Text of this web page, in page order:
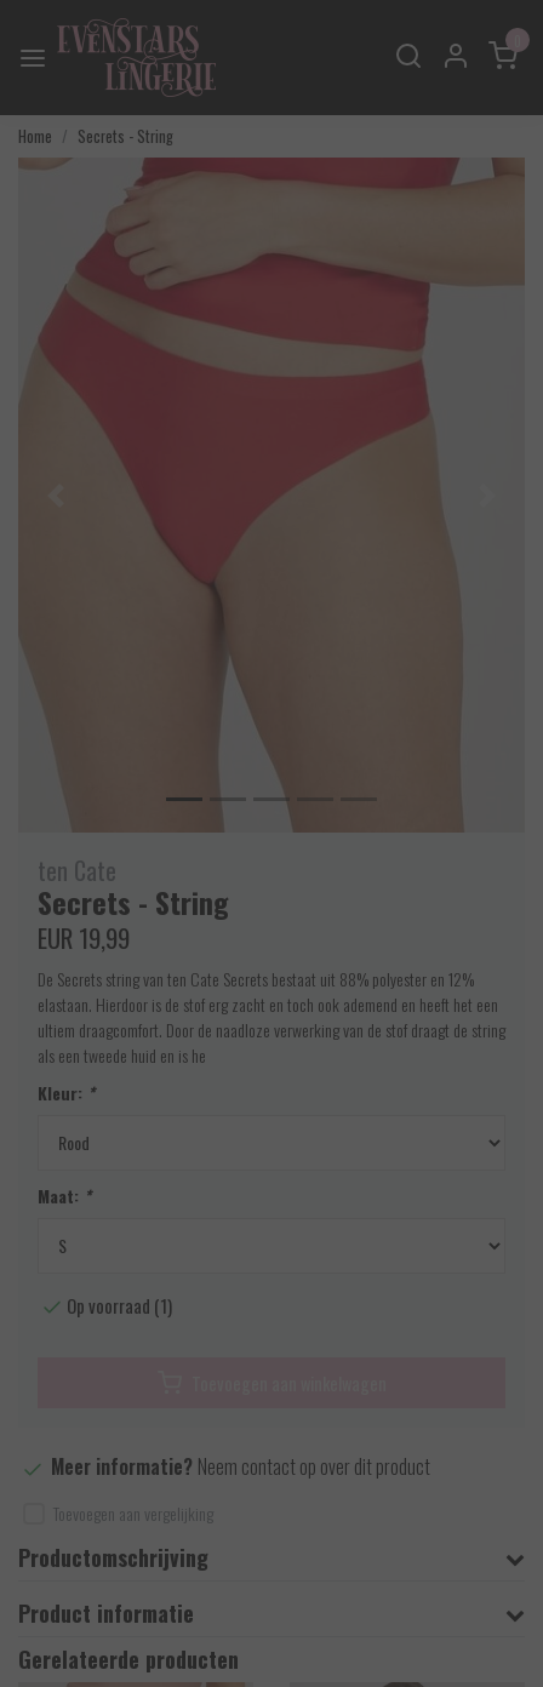
Home Secrets - String
ten Cate
Secrets - String
EUR 19,99
De Secrets string van ten Cate Secrets bestaat uit 88% polyester en 12%
elastaan. Hierdoor is de stof erg zacht en toch ook ademend en heeft het een
ultiem draagcomfort. Door de naadloze verwerking van de stof draagt de string
als een tweede huid en is he
Kleur: *
Maat: *
Op voorraad (1)
Meer informatie? Neem contact op over dit product
Toevoegen aan vergelijking
Productomschrijving
Product informatie
Gerelateerde producten